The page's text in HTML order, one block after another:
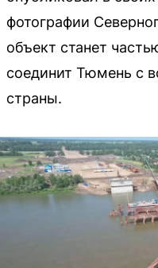
фотографии
объект станет
соединит Тюмень с
страны.